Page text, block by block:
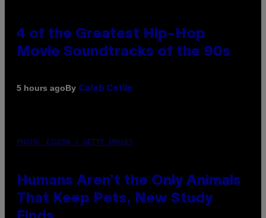
4 of the Greatest Hip-Hop
Movie Soundtracks of the 90s
5 hours agoBy Caleb Catlin
PHOTO: IJDEMA / GETTY IMAGES
Humans Aren’t the Only Animals
That Keep Pets, New Study